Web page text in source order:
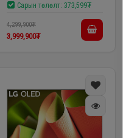
Сарын төлөлт: 373,599₮
4,299,900₮
3,999,900₮